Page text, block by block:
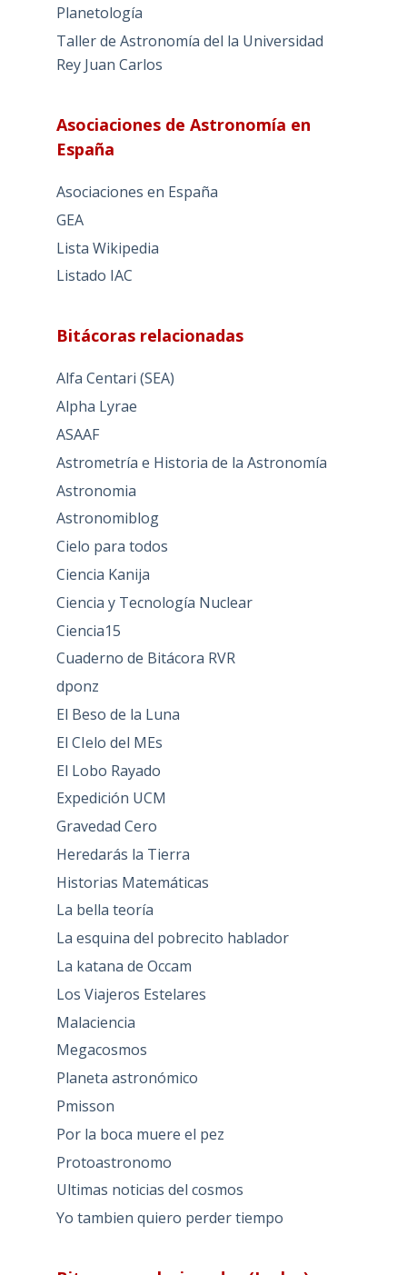
Planetología
Taller de Astronomía del la Universidad
Rey Juan Carlos
Asociaciones de Astronomía en
España
Asociaciones en España
GEA
Lista Wikipedia
Listado IAC
Bitácoras relacionadas
Alfa Centari (SEA)
Alpha Lyrae
ASAAF
Astrometría e Historia de la Astronomía
Astronomia
Astronomiblog
Cielo para todos
Ciencia Kanija
Ciencia y Tecnología Nuclear
Ciencia15
Cuaderno de Bitácora RVR
dponz
El Beso de la Luna
El CIelo del MEs
El Lobo Rayado
Expedición UCM
Gravedad Cero
Heredarás la Tierra
Historias Matemáticas
La bella teoría
La esquina del pobrecito hablador
La katana de Occam
Los Viajeros Estelares
Malaciencia
Megacosmos
Planeta astronómico
Pmisson
Por la boca muere el pez
Protoastronomo
Ultimas noticias del cosmos
Yo tambien quiero perder tiempo